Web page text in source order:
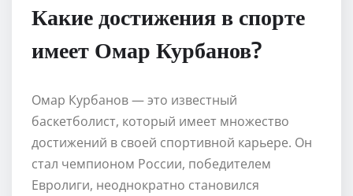
Какие достижения в спорте
имеет Омар Курбанов?
Омар Курбанов — это известный
баскетболист, который имеет множество
достижений в своей спортивной карьере. Он
стал чемпионом России, победителем
Евролиги, неоднократно становился